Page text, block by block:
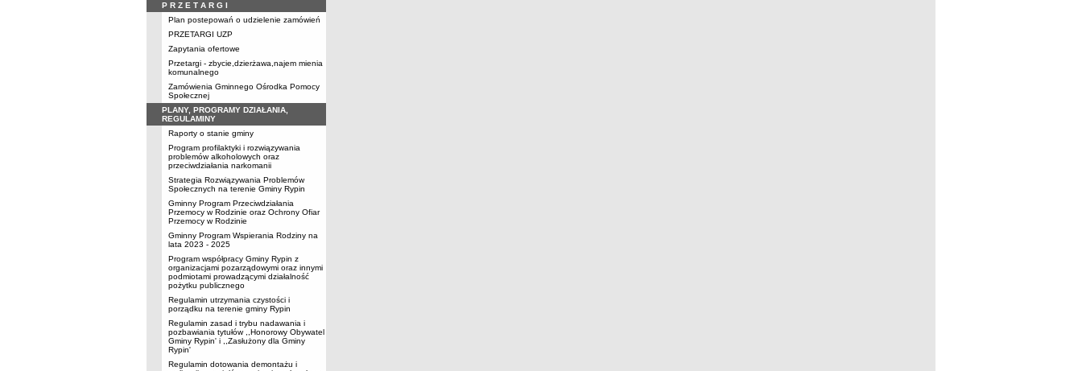
P R Z E T A R G I
Plan postepowań o udzielenie zamówień
PRZETARGI UZP
Zapytania ofertowe
Przetargi - zbycie,dzierżawa,najem mienia
komunalnego
Zamówienia Gminnego Ośrodka Pomocy
Społecznej
PLANY, PROGRAMY DZIAŁANIA,
REGULAMINY
Raporty o stanie gminy
Program profilaktyki i rozwiązywania
problemów alkoholowych oraz
przeciwdziałania narkomanii
Strategia Rozwiązywania Problemów
Społecznych na terenie Gminy Rypin
Gminny Program Przeciwdziałania
Przemocy w Rodzinie oraz Ochrony Ofiar
Przemocy w Rodzinie
Gminny Program Wspierania Rodziny na
lata 2023 - 2025
Program współpracy Gminy Rypin z
organizacjami pozarządowymi oraz innymi
podmiotami prowadzącymi działalność
pożytku publicznego
Regulamin utrzymania czystości i
porządku na terenie gminy Rypin
Regulamin zasad i trybu nadawania i
pozbawiania tytułów ,,Honorowy Obywatel
Gminy Rypin' i ,,Zasłużony dla Gminy
Rypin'
Regulamin dotowania demontażu i